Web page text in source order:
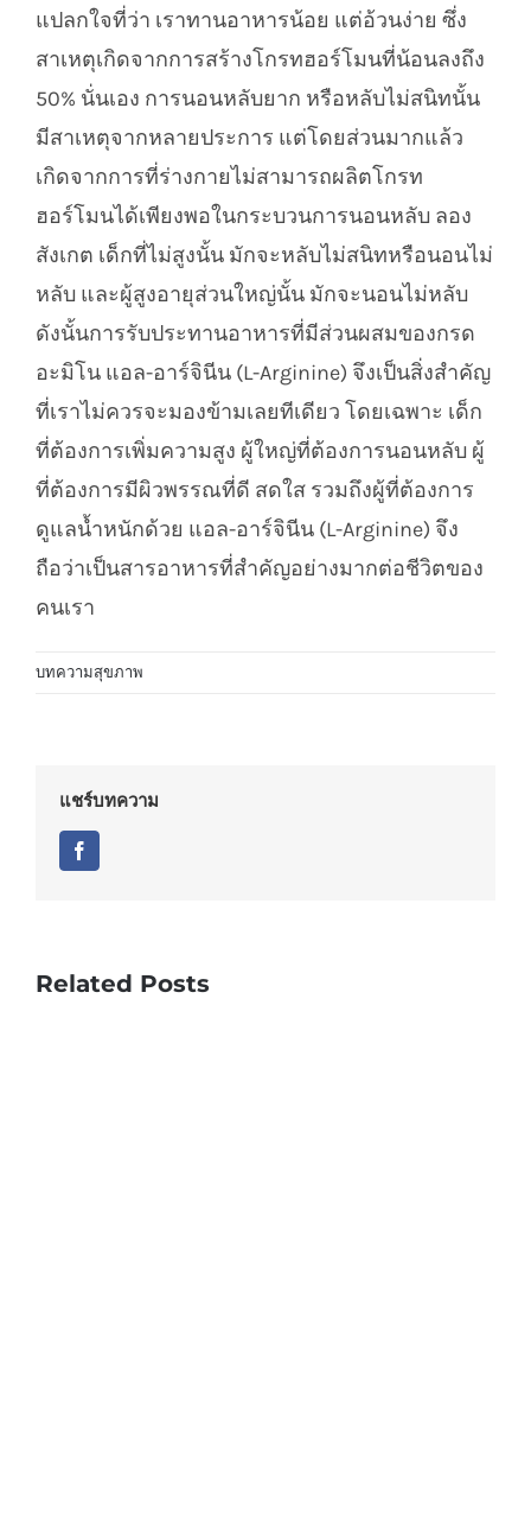
แปลกใจที่ว่า เราทานอาหารน้อย แต่อ้วนง่าย ซึ่ง
สาเหตุเกิดจากการสร้างโกรทฮอร์โมนที่น้อนลงถึง
50% นั่นเอง การนอนหลับยาก หรือหลับไม่สนิทนั้น
มีสาเหตุจากหลายประการ แต่โดยส่วนมากแล้ว
เกิดจากการที่ร่างกายไม่สามารถผลิตโกรท
ฮอร์โมนได้เพียงพอในกระบวนการนอนหลับ ลอง
สังเกต เด็กที่ไม่สูงนั้น มักจะหลับไม่สนิทหรือนอนไม่
หลับ และผู้สูงอายุส่วนใหญ่นั้น มักจะนอนไม่หลับ
ดังนั้นการรับประทานอาหารที่มีส่วนผสมของกรด
อะมิโน แอล-อาร์จินีน (L-Arginine) จึงเป็นสิ่งสำคัญ
ที่เราไม่ควรจะมองข้ามเลยทีเดียว โดยเฉพาะ เด็ก
ที่ต้องการเพิ่มความสูง ผู้ใหญ่ที่ต้องการนอนหลับ ผู้
ที่ต้องการมีผิวพรรณที่ดี สดใส รวมถึงผู้ที่ต้องการ
ดูแลน้ำหนักด้วย แอล-อาร์จินีน (L-Arginine) จึง
ถือว่าเป็นสารอาหารที่สำคัญอย่างมากต่อชีวิตของ
คนเรา
บทความสุขภาพ
แชร์บทความ
Related Posts